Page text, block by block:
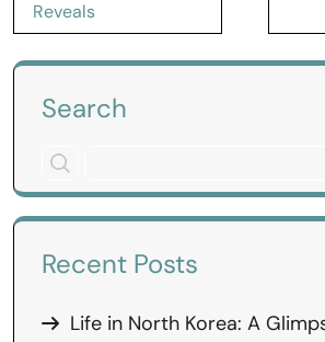
Reveals
Search
Recent Posts
Life in North Korea: A